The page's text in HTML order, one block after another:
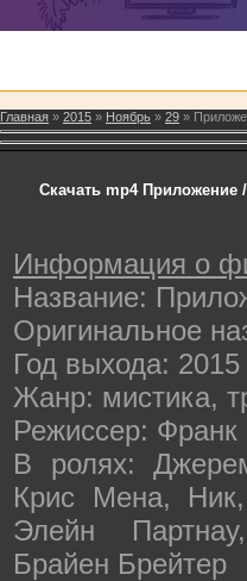
Главная » 2015 » Ноябрь » 29 »
Скачать mp4 Приложение
Информация о
Название:
Оригинальное
Год выхода: 2015
Жанр: мистика,
Режиссер:
В ролях:
Крис Мена,
Элейн
Брайен Брейтер